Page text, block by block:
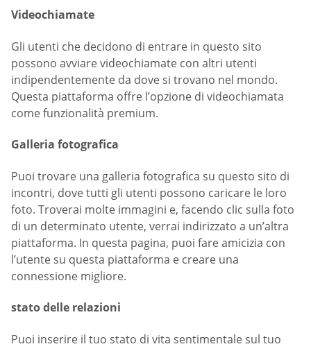
Videochiamate
Gli utenti che decidono di entrare in questo sito
possono avviare videochiamate con altri utenti
indipendentemente da dove si trovano nel mondo.
Questa piattaforma offre l’opzione di videochiamata
come funzionalità premium.
Galleria fotografica
Puoi trovare una galleria fotografica su questo sito di
incontri, dove tutti gli utenti possono caricare le loro
foto. Troverai molte immagini e, facendo clic sulla foto
di un determinato utente, verrai indirizzato a un’altra
piattaforma. In questa pagina, puoi fare amicizia con
l’utente su questa piattaforma e creare una
connessione migliore.
stato delle relazioni
Puoi inserire il tuo stato di vita sentimentale sul tuo